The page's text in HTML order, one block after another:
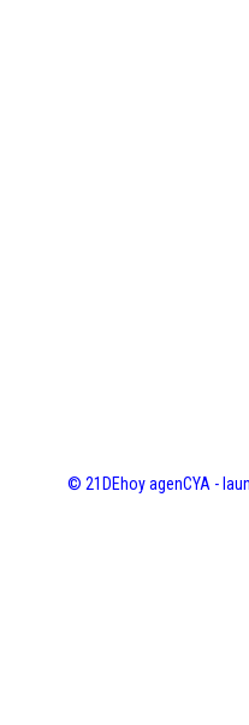
© 21DEhoy agenCYA -